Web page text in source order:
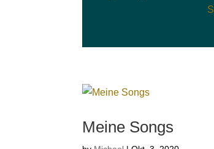
Meine Songs